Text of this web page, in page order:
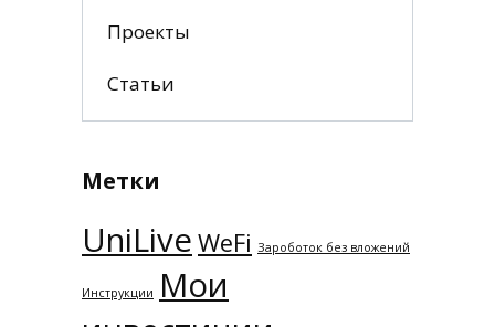
Проекты
Статьи
Метки
UniLive WeFi Зароботок без вложений
Инструкции
Мои